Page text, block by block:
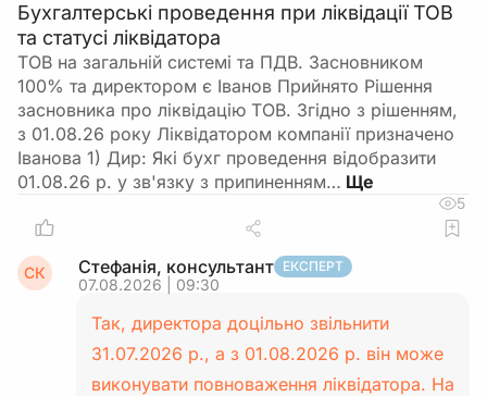
Бухгалтерські проведення при ліквідації ТОВ
та статусі ліквідатора
ТОВ на загальній системі та ПДВ. Засновником
100% та директором є Іванов Прийнято Рішення
засновника про ліквідацію ТОВ. Згідно з рішенням,
з 01.08.26 року Ліквідатором компанії призначено
Іванова 1) Дир: Які бухг проведення відобразити
01.08.26 р. у зв'язку з припиненням…
5
СК Стефанія, консультант ЕКСПЕРТ
07.08.2026 | 09:30
Так, директора доцільно звільнити
31.07.2026 р., а з 01.08.2026 р. він може
виконувати повноваження ліквідатора. На